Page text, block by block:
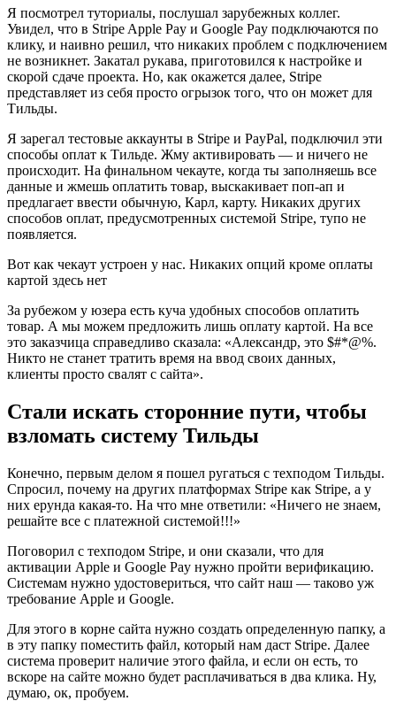
Я посмотрел туториалы, послушал зарубежных коллег.
Увидел, что в Stripe Apple Pay и Google Pay подключаются по
клику, и наивно решил, что никаких проблем с подключением
не возникнет. Закатал рукава, приготовился к настройке и
скорой сдаче проекта. Но, как окажется далее, Stripe
представляет из себя просто огрызок того, что он может для
Тильды.
Я зарегал тестовые аккаунты в Stripe и PayPal, подключил эти
способы оплат к Тильде. Жму активировать — и ничего не
происходит. На финальном чекауте, когда ты заполняешь все
данные и жмешь оплатить товар, выскакивает поп-ап и
предлагает ввести обычную, Карл, карту. Никаких других
способов оплат, предусмотренных системой Stripe, тупо не
появляется.
Вот как чекаут устроен у нас. Никаких опций кроме оплаты
картой здесь нет
За рубежом у юзера есть куча удобных способов оплатить
товар. А мы можем предложить лишь оплату картой. На все
это заказчица справедливо сказала: «Александр, это $#*@%.
Никто не станет тратить время на ввод своих данных,
клиенты просто свалят с сайта».
Стали искать сторонние пути, чтобы
взломать систему Тильды
Конечно, первым делом я пошел ругаться с техподом Тильды.
Спросил, почему на других платформах Stripe как Stripe, а у
них ерунда какая-то. На что мне ответили: «Ничего не знаем,
решайте все с платежной системой!!!»
Поговорил с техподом Stripe, и они сказали, что для
активации Apple и Google Pay нужно пройти верификацию.
Системам нужно удостовериться, что сайт наш — таково уж
требование Apple и Google.
Для этого в корне сайта нужно создать определенную папку, а
в эту папку поместить файл, который нам даст Stripe. Далее
система проверит наличие этого файла, и если он есть, то
вскоре на сайте можно будет расплачиваться в два клика. Ну,
думаю, ок, пробуем.